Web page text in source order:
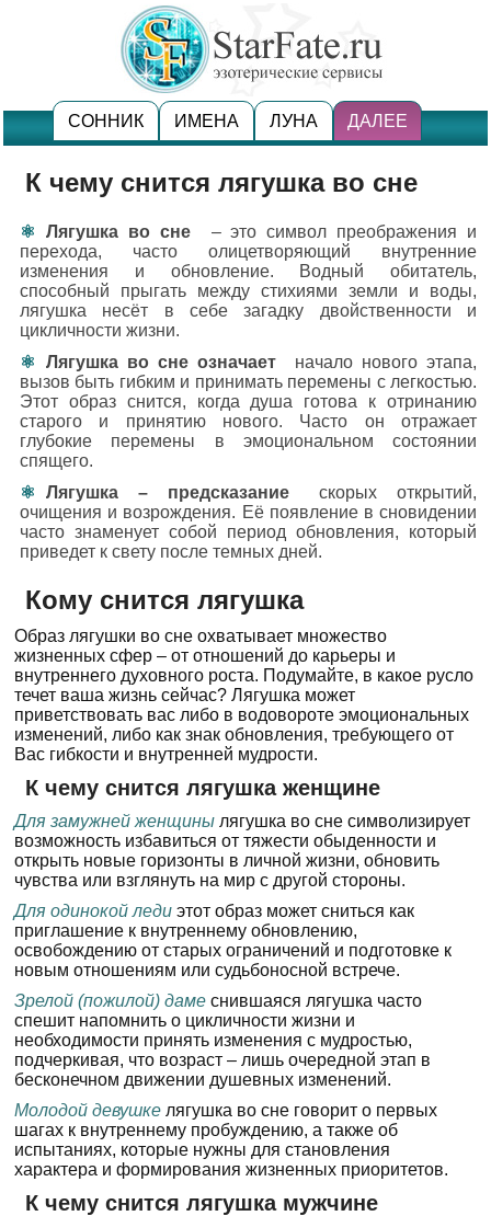
СОННИК ИМЕНА ЛУНА ДАЛЕЕ
К чему снится лягушка во сне
Лягушка во сне
– это символ преображения и
перехода, часто олицетворяющий внутренние
изменения и обновление. Водный обитатель,
способный прыгать между стихиями земли и воды,
лягушка несёт в себе загадку двойственности и
цикличности жизни.
Лягушка во сне означает
начало нового этапа,
вызов быть гибким и принимать перемены с легкостью.
Этот образ снится, когда душа готова к отринанию
старого и принятию нового. Часто он отражает
глубокие перемены в эмоциональном состоянии
спящего.
Лягушка – предсказание
скорых открытий,
очищения и возрождения. Её появление в сновидении
часто знаменует собой период обновления, который
приведет к свету после темных дней.
Кому снится лягушка
Образ лягушки во сне охватывает множество
жизненных сфер – от отношений до карьеры и
внутреннего духовного роста. Подумайте, в какое русло
течет ваша жизнь сейчас? Лягушка может
приветствовать вас либо в водовороте эмоциональных
изменений, либо как знак обновления, требующего от
Вас гибкости и внутренней мудрости.
К чему снится лягушка женщине
Для замужней женщины лягушка во сне символизирует
возможность избавиться от тяжести обыденности и
открыть новые горизонты в личной жизни, обновить
чувства или взглянуть на мир с другой стороны.
Для одинокой леди этот образ может сниться как
приглашение к внутреннему обновлению,
освобождению от старых ограничений и подготовке к
новым отношениям или судьбоносной встрече.
Зрелой (пожилой) даме снившаяся лягушка часто
спешит напомнить о цикличности жизни и
необходимости принять изменения с мудростью,
подчеркивая, что возраст – лишь очередной этап в
бесконечном движении душевных изменений.
Молодой девушке лягушка во сне говорит о первых
шагах к внутреннему пробуждению, а также об
испытаниях, которые нужны для становления
характера и формирования жизненных приоритетов.
К чему снится лягушка мужчине